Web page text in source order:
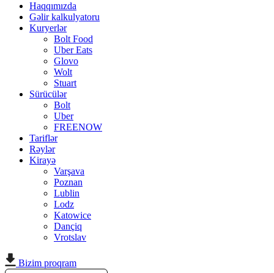
Haqqımızda
Gəlir kalkulyatoru
Kuryerlər
Bolt Food
Uber Eats
Glovo
Wolt
Stuart
Sürücülər
Bolt
Uber
FREENOW
Tariflər
Rəylər
Kirayə
Varşava
Poznan
Lublin
Lodz
Katowice
Dançiq
Vrotslav
Bizim proqram